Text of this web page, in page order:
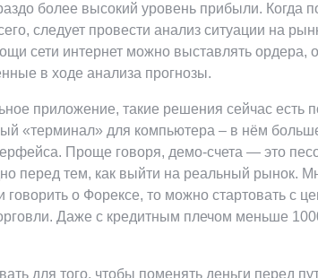
более высокий уровень прибыли. Когда
следует провести анализ ситуации на
сети интернет можно выставлять ордера,
в ходе анализа прогнозы.
приложение, такие решения сейчас есть
«терминал» для компьютера – в нём
Проще говоря, демо-счета — это
перед тем, как выйти на реальный рынок.
о Форексе, то можно стартовать с
Даже с кредитным плечом меньше
для того, чтобы поменять деньги перед